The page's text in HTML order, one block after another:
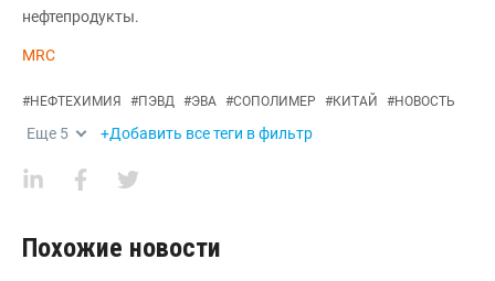
нефтепродукты.
MRC
#НЕФТЕХИМИЯ #ПЭВД #ЭВА #СОПОЛИМЕР #КИТАЙ #НОВОСТЬ
Еще 5 +Добавить все теги в фильтр
Похожие новости